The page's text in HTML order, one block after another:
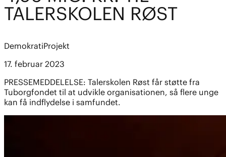
TALERSKOLEN RØST
DemokratiProjekt
17. februar 2023
PRESSEMEDDELELSE: Talerskolen Røst får støtte fra
Tuborgfondet til at udvikle organisationen, så flere unge
kan få indflydelse i samfundet.